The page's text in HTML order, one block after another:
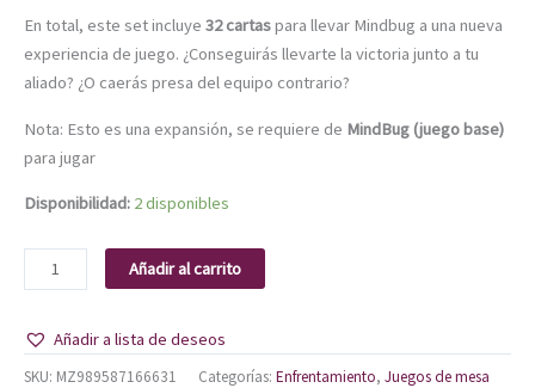
En total, este set incluye 32 cartaspara llevar Mindbug a una nueva
experiencia de juego. ¿Conseguirás llevarte la victoria junto a tu
aliado? ¿O caerás presa del equipo contrario?
Nota: Esto es una expansión, se requiere de MindBug (juego base)
para jugar
Disponibilidad: 2 disponibles
Añadir al carrito
Añadir a lista de deseos
SKU: MZ989587166631 Categorías: Enfrentamiento, Juegos de mesa